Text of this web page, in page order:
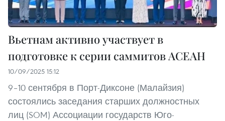
Вьетнам активно участвует в
подготовке к серии саммитов АСЕАН
10/09/2025 15:12
9–10 сентября в Порт-Диксоне (Малайзия)
состоялись заседания старших должностных
лиц (SOM) Ассоциации государств Юго-